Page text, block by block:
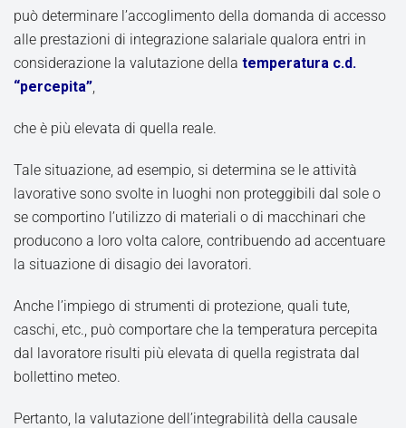
può determinare l’accoglimento della domanda di accesso
alle prestazioni di integrazione salariale qualora entri in
considerazione la valutazione della temperatura c.d.
“percepita”,
che è più elevata di quella reale.
Tale situazione, ad esempio, si determina se le attività
lavorative sono svolte in luoghi non proteggibili dal sole o
se comportino l’utilizzo di materiali o di macchinari che
producono a loro volta calore, contribuendo ad accentuare
la situazione di disagio dei lavoratori.
Anche l’impiego di strumenti di protezione, quali tute,
caschi, etc., può comportare che la temperatura percepita
dal lavoratore risulti più elevata di quella registrata dal
bollettino meteo.
Pertanto, la valutazione dell’integrabilità della causale